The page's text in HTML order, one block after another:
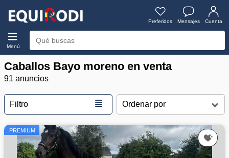
Preferidos Mensajes Cuenta
Menú
Caballos Bayo moreno en venta
91 anuncios
Filtro ≣
PREMIUM